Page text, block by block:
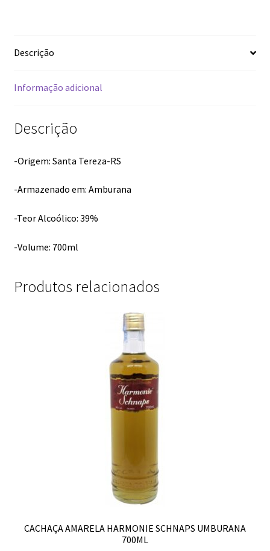
Descrição
Informação adicional
Descrição
-Origem: Santa Tereza-RS
-Armazenado em: Amburana
-Teor Alcoólico: 39%
-Volume: 700ml
Produtos relacionados
CACHAÇA AMARELA HARMONIE SCHNAPS UMBURANA
700ML